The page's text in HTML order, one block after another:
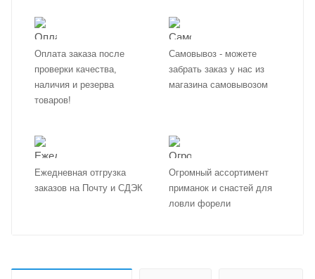
Оплата заказа после
проверки качества,
наличия и резерва
товаров!
Самовывоз - можете
забрать заказ у нас из
магазина самовывозом
Ежедневная отгрузка
заказов на Почту и СДЭК
Огромный ассортимент
приманок и снастей для
ловли форели